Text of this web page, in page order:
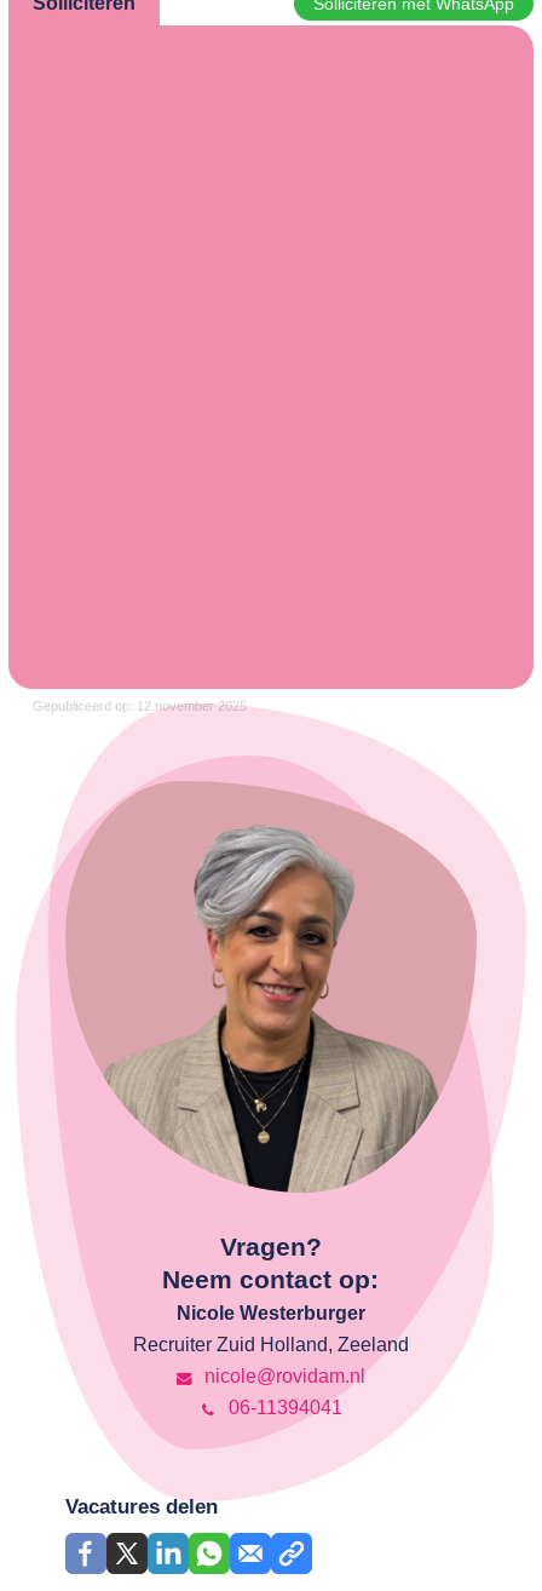
Gepubliceerd op: 12 november 2025
Vragen?
Neem contact op:
Nicole Westerburger
Recruiter Zuid Holland, Zeeland
nicole@rovidam.nl
06-11394041
Vacatures delen